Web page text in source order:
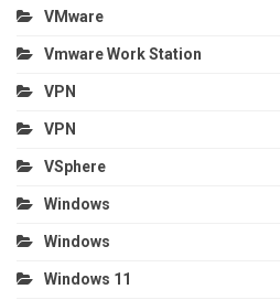
VMware
Vmware Work Station
VPN
VPN
VSphere
Windows
Windows
Windows 11